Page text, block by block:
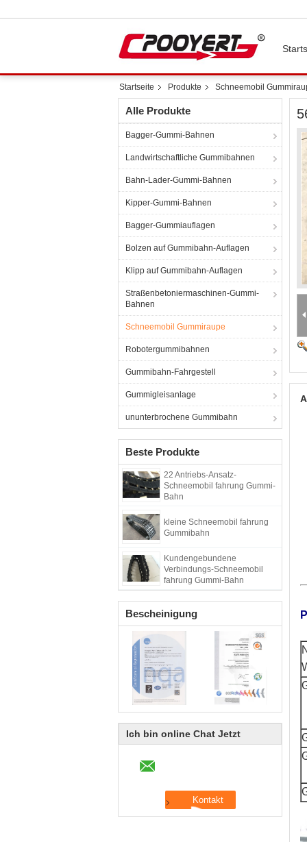
Startseite Produkte Schneemobil
Alle Produkte
Bagger-Gummi-Bahnen
Landwirtschaftliche Gummibahnen
Bahn-Lader-Gummi-Bahnen
Kipper-Gummi-Bahnen
Bagger-Gummiauflagen
Bolzen auf Gummibahn-Auflagen
Klipp auf Gummibahn-Auflagen
Straßenbetoniermaschinen-Gummi-
Bahnen
Schneemobil Gummiraupe
Robotergummibahnen
Gummibahn-Fahrgestell
Gummigleisanlage
ununterbrochene Gummibahn
Beste Produkte
22 Antriebs-Ansatz-
Schneemobil fahrung Gummi-
Bahn
kleine Schneemobil fahrung
Gummibahn
Kundengebundene
Verbindungs-Schneemobil
fahrung Gummi-Bahn
Bescheinigung
Ich bin online Chat Jetzt